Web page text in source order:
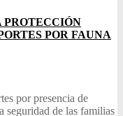
PROTECCIÓN
POR FAUNA
por presencia de
seguridad de las familias